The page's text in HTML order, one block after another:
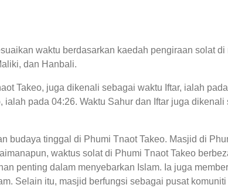
waktu berdasarkan kaedah pengiraan solat
dan Hanbali.
Takeo, juga dikenali sebagai waktu Iftar, ialah
ialah pada 04:26. Waktu Sahur dan Iftar juga
budaya tinggal di Phumi Tnaot Takeo. Masjid di
waktus solat di Phumi Tnaot Takeo
penting dalam menyebarkan Islam. Ia juga
Selain itu, masjid berfungsi sebagai pusat